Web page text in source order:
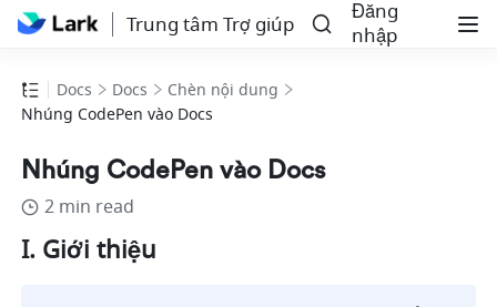
Trung tâm Trợ giúp
Đăng
nhập
Docs Docs
Chèn nội dung
Nhúng CodePen vào Docs
Nhúng CodePen vào Docs
2 min read
I. Giới thiệu